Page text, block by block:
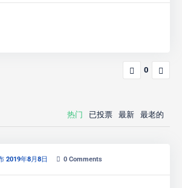
0
热门 已投票 最新 最老的
2019年8月8日 0 Comments